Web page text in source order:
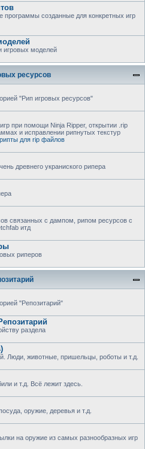
программы созданные для конкретных игр
игровых моделей
ресурсов
"Рип игровых ресурсов"
при помощи Ninja Ripper, открытии .rip
и исправлении рипнутых текстур
для rip файлов
древнего украниского рипера
связанных с дампом, рипом ресурсов с
итд
риперов
"Репозитарий"
раздела
Люди, животные, пришельцы, роботы и т.д.
и т.д. Всё лежит здесь.
оружие, деревья и т.д.
на оружие из самых разнообразных игр